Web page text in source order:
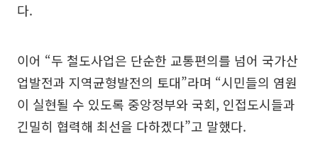
다.
이어 “두 철도사업은 단순한 교통편의를 넘어 국가산
업발전과 지역균형발전의 토대”라며 “시민들의 염원
이 실현될 수 있도록 중앙정부와 국회, 인접도시들과
긴밀히 협력해 최선을 다하겠다”고 말했다.